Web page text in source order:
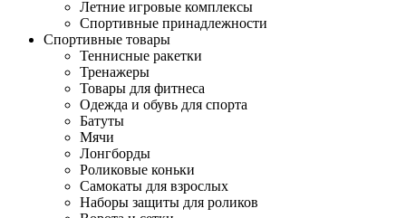
Летние игровые комплексы
Спортивные принадлежности
Спортивные товары
Теннисные ракетки
Тренажеры
Товары для фитнеса
Одежда и обувь для спорта
Батуты
Мячи
Лонгборды
Роликовые коньки
Самокаты для взрослых
Наборы защиты для роликов